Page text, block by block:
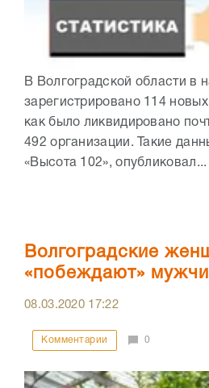
В Волгоградской области в
зарегистрировано 114
как было ликвидировано
492 организации. Такие
«Высота 102», опубликовал...
Волгоградские
«побеждают»
08.03.2020 17:22
Комментарии 0